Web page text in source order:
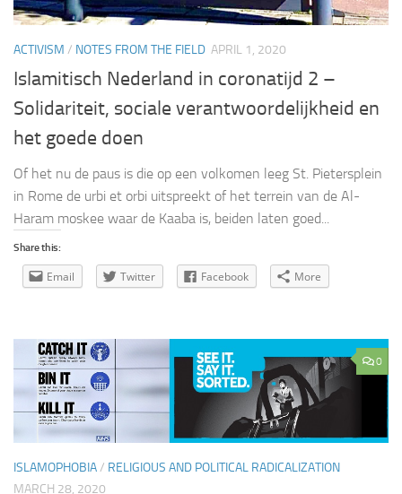
ACTIVISM / NOTES FROM THE FIELD APRIL 1, 2020
Islamitisch Nederland in coronatijd 2 –
Solidariteit, sociale verantwoordelijkheid en
het goede doen
Of het nu de paus is die op een volkomen leeg St. Pietersplein
in Rome de urbi et orbi uitspreekt of het terrein van de Al-
Haram moskee waar de Kaaba is, beiden laten goed...
Share this:
Email Twitter Facebook More
0
ISLAMOPHOBIA/ RELIGIOUS AND POLITICAL RADICALIZATION
MARCH 28, 2020